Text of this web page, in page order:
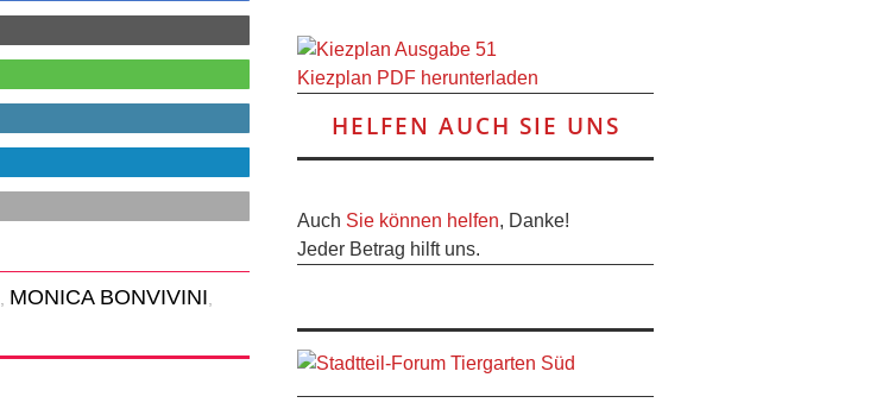
MONICA BONVIVINI
Kiezplan PDF herunterladen
HELFEN AUCH SIE UNS
Auch Sie können helfen, Danke!
Jeder Betrag hilft uns.